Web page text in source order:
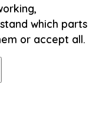
which parts
or accept all.